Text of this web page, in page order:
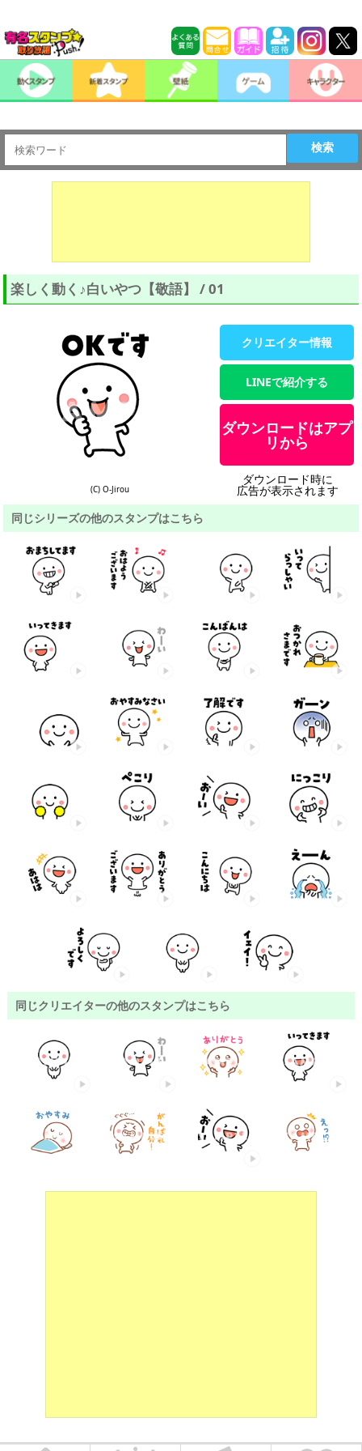
検索
楽しく動く♪白いやつ【敬語】 / 01
(C) O-Jirou
クリエイター情報
LINEで紹介する
ダウンロードはアプ
リから
ダウンロード時に
広告が表示されます
同じシリーズの他のスタンプはこちら
同じクリエイターの他のスタンプはこちら